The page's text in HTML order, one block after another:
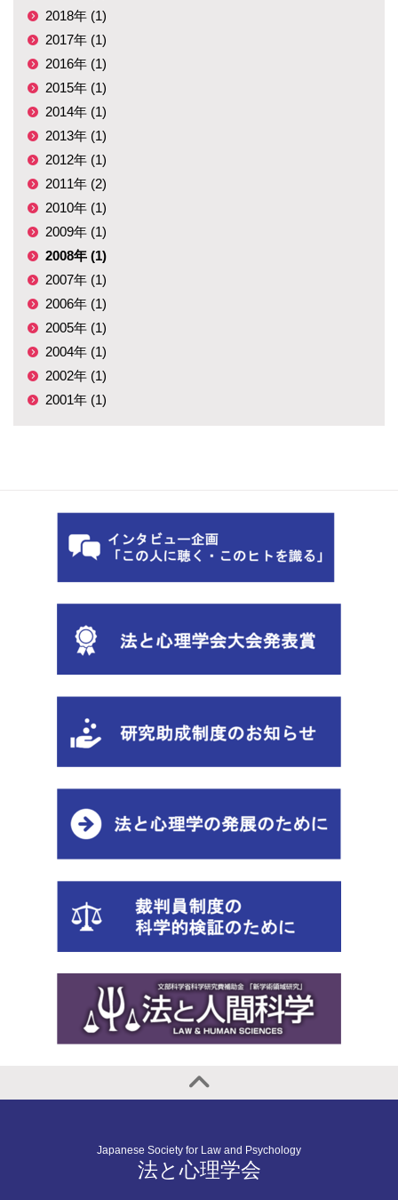
2018年 (1)
2017年 (1)
2016年 (1)
2015年 (1)
2014年 (1)
2013年 (1)
2012年 (1)
2011年 (2)
2010年 (1)
2009年 (1)
2008年 (1)
2007年 (1)
2006年 (1)
2005年 (1)
2004年 (1)
2002年 (1)
2001年 (1)
Japanese Society for Law and Psychology
法と心理学会